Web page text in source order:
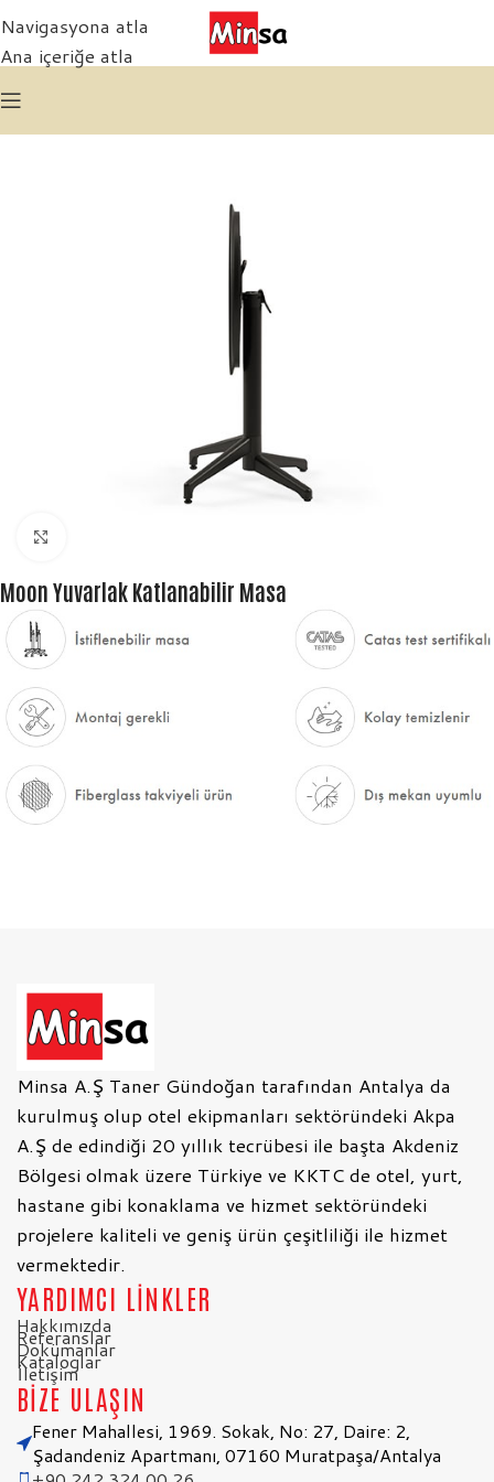
Navigasyona atla
Ana içeriğe atla
Moon Yuvarlak Katlanabilir Masa
Minsa A.Ş Taner Gündoğan tarafından Antalya da
kurulmuş olup otel ekipmanları sektöründeki Akpa
A.Ş de edindiği 20 yıllık tecrübesi ile başta Akdeniz
Bölgesi olmak üzere Türkiye ve KKTC de otel, yurt,
hastane gibi konaklama ve hizmet sektöründeki
projelere kaliteli ve geniş ürün çeşitliliği ile hizmet
vermektedir.
YARDIMCI LİNKLER
Hakkımızda
Referanslar
Dokümanlar
Kataloglar
İletişim
BİZE ULAŞIN
Fener Mahallesi, 1969. Sokak, No: 27, Daire: 2,
Şadandeniz Apartmanı, 07160 Muratpaşa/Antalya